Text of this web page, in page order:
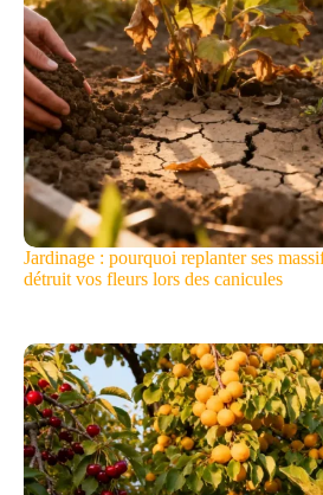
Jardinage : pourquoi replanter ses
détruit vos fleurs lors des canicules